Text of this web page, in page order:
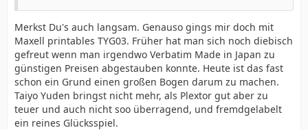
Merkst Du's auch langsam. Genauso gings mir doch mit
Maxell printables TYG03. Früher hat man sich noch diebisch
gefreut wenn man irgendwo Verbatim Made in Japan zu
günstigen Preisen abgestauben konnte. Heute ist das fast
schon ein Grund einen großen Bogen darum zu machen.
Taiyo Yuden bringst nicht mehr, als Plextor gut aber zu
teuer und auch nicht soo überragend, und fremdgelabelt
ein reines Glücksspiel.